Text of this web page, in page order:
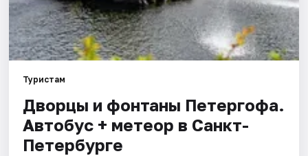
Туристам
Дворцы и фонтаны Петергофа.
Автобус + метеор в Санкт-
Петербурге